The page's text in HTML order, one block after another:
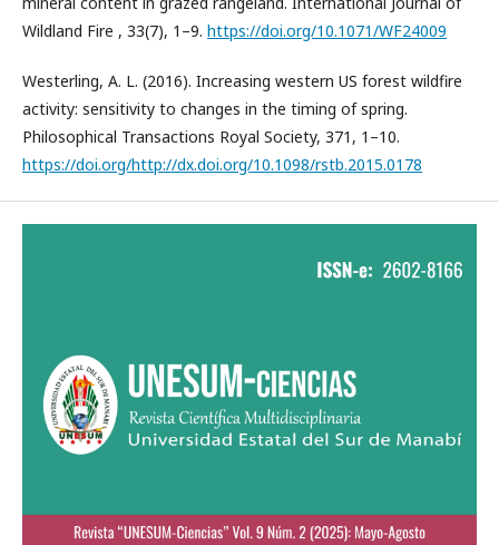
Wildland Fire , 33(7), 1–9. https://doi.org/10.1071/WF24009
Westerling, A. L. (2016). Increasing western US forest wildfire
activity: sensitivity to changes in the timing of spring.
Philosophical Transactions Royal Society, 371, 1–10.
https://doi.org/http://dx.doi.org/10.1098/rstb.2015.0178